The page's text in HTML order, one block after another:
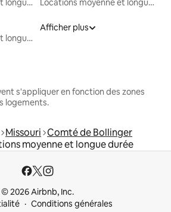
Locations moyenne et longue durée
Locations moyenne et longue durée
Locations moyenne et longue durée
Afficher plus
s'appliquer en fonction des zones
logements.
Missouri Comté de Bollinger
moyenne et longue durée
© 2026 Airbnb, Inc.
Conditions générales